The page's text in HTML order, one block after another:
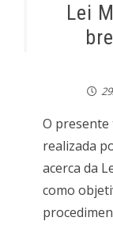
Lei
O
realizada
acerca da
como